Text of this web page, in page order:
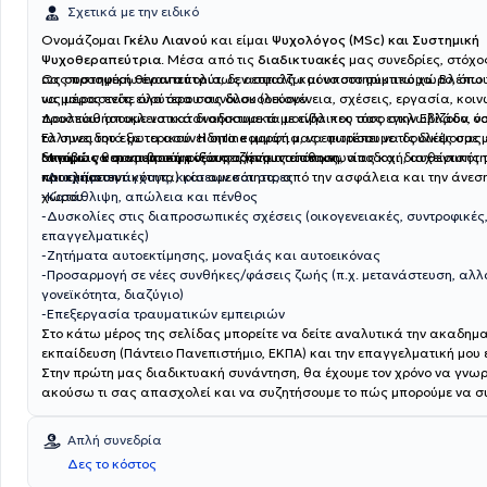
Σχετικά με την ειδικό
Ονομάζομαι Γκέλυ Λιανού και είμαι Ψυχολόγος (MSc) και Συστημική
Ψυχοθεραπεύτρια. Μέσα από τις διαδικτυακές μας συνεδρίες,
σας προσφέρω έναν απολύτως ασφαλή και υποστηρικτικό χώρο,
να μοιραστείτε όλα όσα σας δυσκολεύουν.
Ωςσυστημική θεραπεύτρια, δεν εστιάζω μόνο στο σύμπτωμα.
ως μέρος ενός ευρύτερου συνόλου (οικογένεια, σχέσεις, εργασία,
προσπαθήσουμε να κατανοήσουμε τα μοτίβα που σας εγκλωβίζουν,
τα συνειδητά με τα ασυνείδητα κομμάτια, να φωτίσουμε τις δικές σας
δυνάμεις και να βρούμε νέους τρόπους επικοινωνίας και διαχείρισης
προκλήσεων.
Δουλεύω αποκλειστικά διαδικτυακά με ενήλικες τόσο στην Ελλάδα
Έλληνες του εξωτερικού. Η online μορφή μας επιτρέπει να δουλέψουμε
ακριβώς θεραπευτική ποιότητα (ενσυναίσθηση, αποδοχή,
και εμπιστευτικότητα) και αμεσότητα, από την ασφάλεια και την
χώρου.
Μπορώ να σας υποστηρίξω σε ζητήματα όπως:
-Διαχείριση άγχους, κρίσεων και στρες
-Κατάθλιψη, απώλεια και πένθος
-Δυσκολίες στις διαπροσωπικές σχέσεις (οικογενειακές, συντροφικές,
επαγγελματικές)
-Ζητήματα αυτοεκτίμησης, μοναξιάς και αυτοεικόνας
-Προσαρμογή σε νέες συνθήκες/φάσεις ζωής (π.χ. μετανάστευση,
γονεϊκότητα, διαζύγιο)
-Επεξεργασία τραυματικών εμπειριών
Στο κάτω μέρος της σελίδας μπορείτε να δείτε αναλυτικά την
εκπαίδευση (Πάντειο Πανεπιστήμιο, ΕΚΠΑ) και την επαγγελματική μου
Στην πρώτη μας διαδικτυακή συνάντηση, θα έχουμε τον χρόνο να
ακούσω τι σας απασχολεί και να συζητήσουμε το πώς μπορούμε να
Απλή συνεδρία
Δες το κόστος